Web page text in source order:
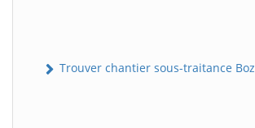
Trouver chantier sous-traitance Boz